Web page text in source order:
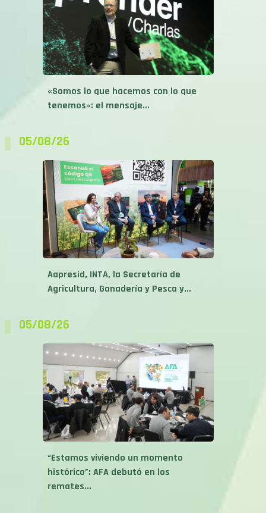
«Somos lo que hacemos con lo que
tenemos»: el mensaje...
05/08/26
Aapresid, INTA, la Secretaría de
Agricultura, Ganadería y Pesca y...
05/08/26
“Estamos viviendo un momento
histórico”: AFA debutó en los
remates...